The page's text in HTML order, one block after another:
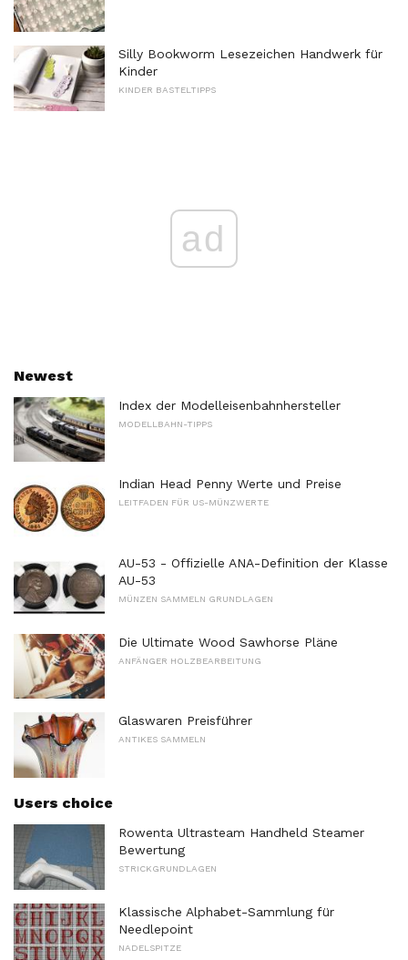
Silly Bookworm Lesezeichen Handwerk für
Kinder
KINDER BASTELTIPPS
ad
Newest
Index der Modelleisenbahnhersteller
MODELLBAHN-TIPPS
Indian Head Penny Werte und Preise
LEITFADEN FÜR US-MÜNZWERTE
AU-53 - Offizielle ANA-Definition der Klasse
AU-53
MÜNZEN SAMMELN GRUNDLAGEN
Die Ultimate Wood Sawhorse Pläne
ANFÄNGER HOLZBEARBEITUNG
Glaswaren Preisführer
ANTIKES SAMMELN
Users choice
Rowenta Ultrasteam Handheld Steamer
Bewertung
STRICKGRUNDLAGEN
Klassische Alphabet-Sammlung für
Needlepoint
NADELSPITZE